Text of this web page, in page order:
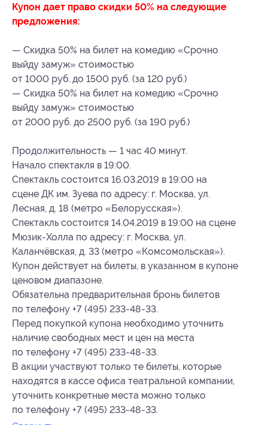
Купон дает право скидки 50% на следующие
предложения:
— Скидка 50% на билет на комедию «Срочно
выйду замуж» стоимостью
от 1000 руб. до 1500 руб. (за 120 руб.)
— Скидка 50% на билет на комедию «Срочно
выйду замуж» стоимостью
от 2000 руб. до 2500 руб. (за 190 руб.)
Продолжительность — 1 час 40 минут.
Начало спектакля в 19:00.
Спектакль состоится 16.03.2019 в 19:00 на
сцене ДК им. Зуева по адресу: г. Москва, ул.
Лесная, д. 18 (метро «Белорусская»).
Спектакль состоится 14.04.2019 в 19:00 на сцене
Мюзик-Холла по адресу: г. Москва, ул.
Каланчёвская, д. 33 (метро «Комсомольская»).
Купон действует на билеты, в указанном в купоне
ценовом диапазоне.
Обязательна предварительная бронь билетов
по телефону +7 (495) 233-48-33.
Перед покупкой купона необходимо уточнить
наличие свободных мест и цен на места
по телефону +7 (495) 233-48-33.
В акции участвуют только те билеты, которые
находятся в кассе офиса театральной компании,
уточнить конкретные места можно только
по телефону +7 (495) 233-48-33.